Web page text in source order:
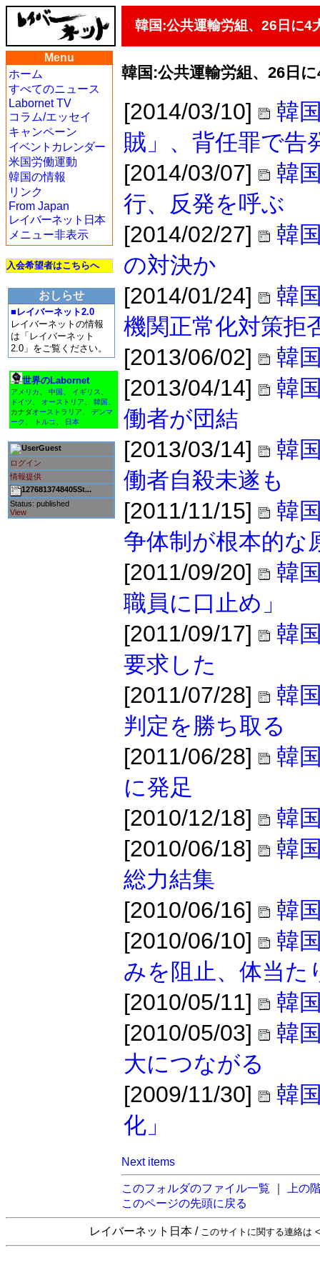
韓国:公共運輸労組、26日に4
Menu
ホーム
すべてのニュース
Labornet TV
コラム/エッセイ
キャンペーン
イベントカレンダー
米国労働運動
韓国の情報
リンク
From Japan
レイバーネット日本
メニュー非表示
入会希望者はこちらへ
おしらせ
■レイバーネット2.0
レイバーネットの情報
は「レイバーネット
2.0」をご覧ください。
世界のLabornet
アメリカ 中国 イギリス
ドイツ
オーストリア 韓国
カナダオーストラリア
デンマ
ーク
トルコ 日本
Guest
ログイン
情報提供
1276813748405St...
Status: published
View
韓国:公共運輸労組、26日
[2014/03/10]
韓
賊」、背任罪で告
[2014/03/07]
韓
行、反発を呼ぶ
[2014/02/27]
韓
の対決か
[2014/01/24]
韓
機関正常化対策拒
[2013/06/02]
韓
[2013/04/14]
韓
働者が団結
[2013/03/14]
韓
働者自殺未遂も
[2011/11/15]
韓
争体制が根本的な
[2011/09/20]
韓
職員に口止め」
[2011/09/17]
韓
要求した
[2011/07/28]
韓
判定を勝ち取る
[2011/06/28]
韓
に発足
[2010/12/18]
韓
[2010/06/18]
韓
総力結集
[2010/06/16]
韓
[2010/06/10]
韓
みを阻止、体当た
[2010/05/11]
韓
[2010/05/03]
韓
大につながる
[2009/11/30]
韓
化」
Next items
このフォルダのファイル一覧
上の
このページの先頭に戻る
レイバーネット日本 / このサイトに関する連絡は